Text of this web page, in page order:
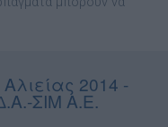
2014 -
ΣΙΜ Α.Ε.